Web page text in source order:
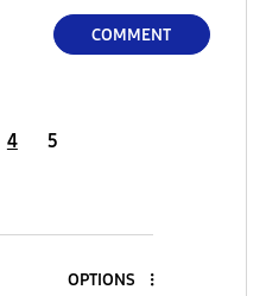
COMMENT
4 5
OPTIONS